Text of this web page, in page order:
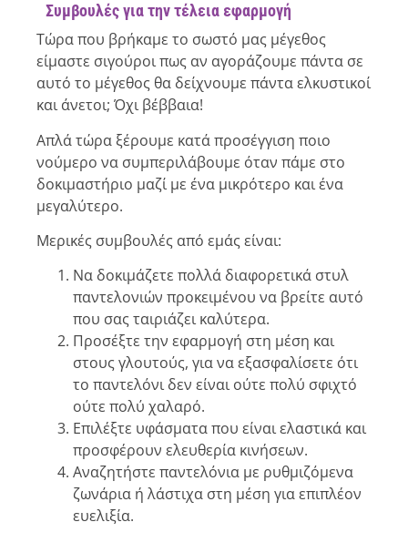
Συμβουλές για την τέλεια εφαρμογή
Τώρα που βρήκαμε το σωστό μας μέγεθος
είμαστε σιγούροι πως αν αγοράζουμε πάντα σε
αυτό το μέγεθος θα δείχνουμε πάντα ελκυστικοί
και άνετοι; Όχι βέββαια!
Απλά τώρα ξέρουμε κατά προσέγγιση ποιο
νούμερο να συμπεριλάβουμε όταν πάμε στο
δοκιμαστήριο μαζί με ένα μικρότερο και ένα
μεγαλύτερο.
Μερικές συμβουλές από εμάς είναι:
Να δοκιμάζετε πολλά διαφορετικά στυλ
παντελονιών προκειμένου να βρείτε αυτό
που σας ταιριάζει καλύτερα.
Προσέξτε την εφαρμογή στη μέση και
στους γλουτούς, για να εξασφαλίσετε ότι
το παντελόνι δεν είναι ούτε πολύ σφιχτό
ούτε πολύ χαλαρό.
Επιλέξτε υφάσματα που είναι ελαστικά και
προσφέρουν ελευθερία κινήσεων.
Αναζητήστε παντελόνια με ρυθμιζόμενα
ζωνάρια ή λάστιχα στη μέση για επιπλέον
ευελιξία.